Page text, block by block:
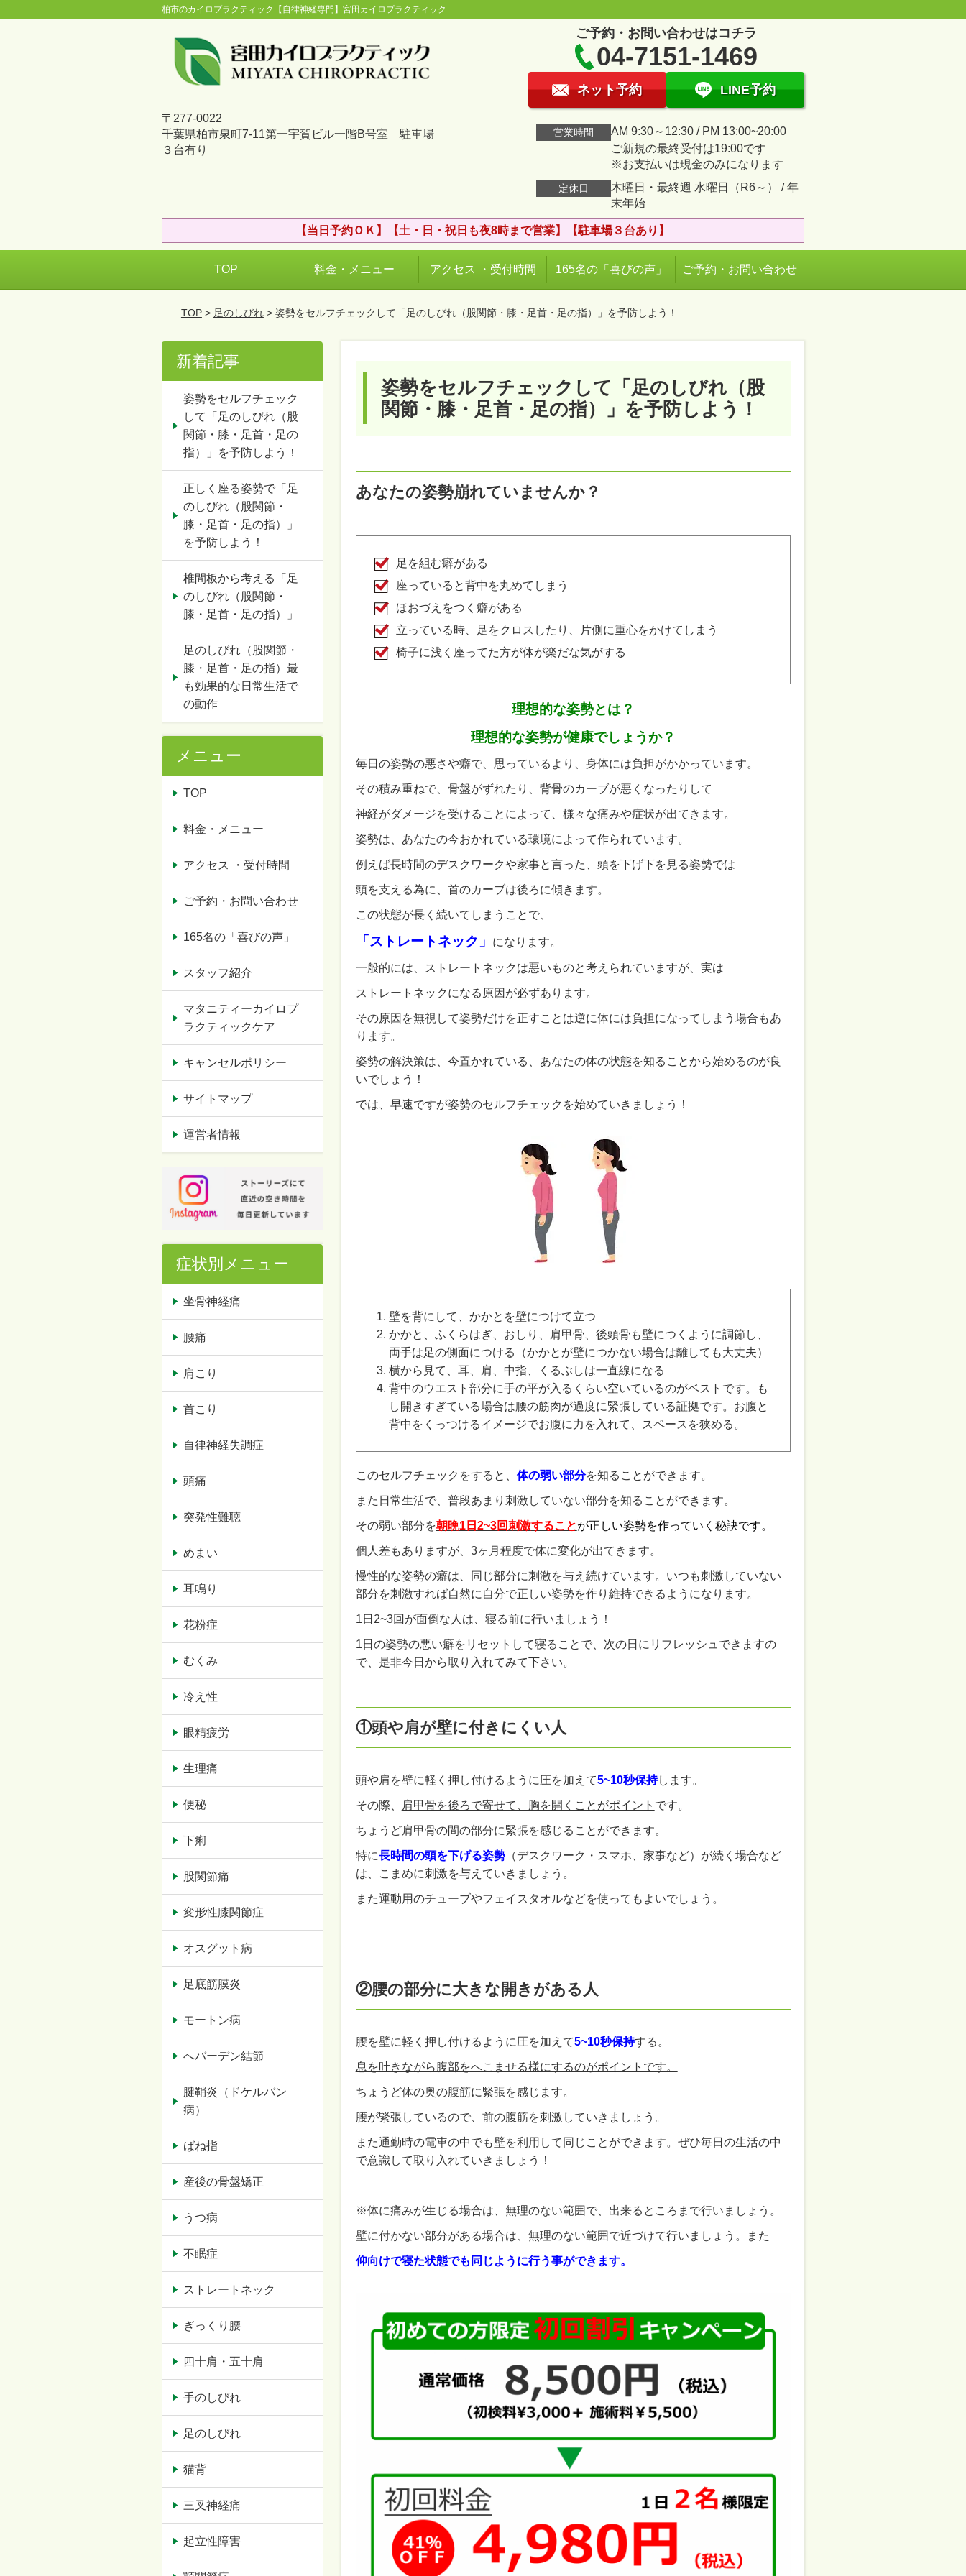
柏市のカイロプラクティック【自律神経専門】宮田カイロプラクティック
〒277-0022
千葉県柏市泉町7-11第一宇賀ビル一階B号室 駐車場
３台有り
ご予約・お問い合わせはコチラ
04-7151-1469
ネット予約 LINE予約
営業時間
AM 9:30～12:30 / PM 13:00~20:00
ご新規の最終受付は19:00です
※お支払いは現金のみになります
定休日
木曜日・最終週 水曜日（R6～） / 年
末年始
【当日予約ＯＫ】【土・日・祝日も夜8時まで営業】【駐車場３台あり】
TOP 料金・メニュー アクセス ・受付時間 165名の「喜びの声」 ご予約・お問い合わせ
TOP> 足のしびれ> 姿勢をセルフチェックして「足のしびれ（股関節・膝・足首・足の指）」を予防しよう！
姿勢をセルフチェックして「足のしびれ（股
関節・膝・足首・足の指）」を予防しよう！
あなたの姿勢崩れていませんか？
足を組む癖がある
座っていると背中を丸めてしまう
ほおづえをつく癖がある
立っている時、足をクロスしたり、片側に重心をかけてしまう
椅子に浅く座ってた方が体が楽だな気がする
理想的な姿勢とは？
理想的な姿勢が健康でしょうか？
毎日の姿勢の悪さや癖で、思っているより、身体には負担がかかっています。
その積み重ねで、骨盤がずれたり、背骨のカーブが悪くなったりして
神経がダメージを受けることによって、様々な痛みや症状が出てきます。
姿勢は、あなたの今おかれている環境によって作られています。
例えば長時間のデスクワークや家事と言った、頭を下げ下を見る姿勢では
頭を支える為に、首のカーブは後ろに傾きます。
この状態が長く続いてしまうことで、
「ストレートネック」 になります。
一般的には、ストレートネックは悪いものと考えられていますが、実は
ストレートネックになる原因が必ずあります。
その原因を無視して姿勢だけを正すことは逆に体には負担になってしまう場合もあ
ります。
姿勢の解決策は、今置かれている、あなたの体の状態を知ることから始めるのが良
いでしょう！
では、早速ですが姿勢のセルフチェックを始めていきましょう！
壁を背にして、かかとを壁につけて立つ
かかと、ふくらはぎ、おしり、肩甲骨、後頭骨も壁につくように調節し、
両手は足の側面につける（かかとが壁につかない場合は離しても大丈夫）
横から見て、耳、肩、中指、くるぶしは一直線になる
背中のウエスト部分に手の平が入るくらい空いているのがベストです。も
し開きすぎている場合は腰の筋肉が過度に緊張している証拠です。お腹と
背中をくっつけるイメージでお腹に力を入れて、スペースを狭める。
このセルフチェックをすると、 体の弱い部分を知ることができます。
また日常生活で、普段あまり刺激していない部分を知ることができます。
その弱い部分を朝晩1日2~3回刺激することが正しい姿勢を作っていく秘訣です。
個人差もありますが、3ヶ月程度で体に変化が出てきます。
慢性的な姿勢の癖は、同じ部分に刺激を与え続けています。いつも刺激していない
部分を刺激すれば自然に自分で正しい姿勢を作り維持できるようになります。
1日2~3回が面倒な人は、寝る前に行いましょう！
1日の姿勢の悪い癖をリセットして寝ることで、次の日にリフレッシュできますの
で、是非今日から取り入れてみて下さい。
①頭や肩が壁に付きにくい人
頭や肩を壁に軽く押し付けるように圧を加えて5~10秒保持します。
その際、 肩甲骨を後ろで寄せて、胸を開くことがポイント です。
ちょうど肩甲骨の間の部分に緊張を感じることができます。
特に長時間の頭を下げる姿勢（デスクワーク・スマホ、家事など）が続く場合など
は、こまめに刺激を与えていきましょう。
また運動用のチューブやフェイスタオルなどを使ってもよいでしょう。
②腰の部分に大きな開きがある人
腰を壁に軽く押し付けるように圧を加えて5~10秒保持する。
息を吐きながら腹部をへこませる様にするのがポイントです。
ちょうど体の奥の腹筋に緊張を感じます。
腰が緊張しているので、前の腹筋を刺激していきましょう。
また通勤時の電車の中でも壁を利用して同じことができます。ぜひ毎日の生活の中
で意識して取り入れていきましょう！
※体に痛みが生じる場合は、無理のない範囲で、出来るところまで行いましょう。
壁に付かない部分がある場合は、無理のない範囲で近づけて行いましょう。また
仰向けで寝た状態でも同じように行う事ができます。
新着記事
姿勢をセルフチェック
して「足のしびれ（股
関節・膝・足首・足の
指）」を予防しよう！
正しく座る姿勢で「足
のしびれ（股関節・
膝・足首・足の指）」
を予防しよう！
椎間板から考える「足
のしびれ（股関節・
膝・足首・足の指）」
足のしびれ（股関節・
膝・足首・足の指）最
も効果的な日常生活で
の動作
メニュー
TOP
料金・メニュー
アクセス ・受付時間
ご予約・お問い合わせ
165名の「喜びの声」
スタッフ紹介
マタニティーカイロプ
ラクティックケア
キャンセルポリシー
サイトマップ
運営者情報
症状別メニュー
坐骨神経痛
腰痛
肩こり
首こり
自律神経失調症
頭痛
突発性難聴
めまい
耳鳴り
花粉症
むくみ
冷え性
眼精疲労
生理痛
便秘
下痢
股関節痛
変形性膝関節症
オスグット病
足底筋膜炎
モートン病
へバーデン結節
腱鞘炎（ドケルバン
病）
ばね指
産後の骨盤矯正
うつ病
不眠症
ストレートネック
ぎっくり腰
四十肩・五十肩
手のしびれ
足のしびれ
猫背
三叉神経痛
起立性障害